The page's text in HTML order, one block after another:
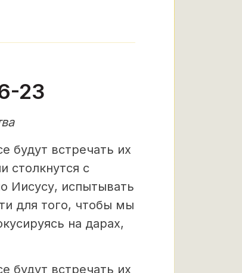
23
будут встречать их
столкнутся с
Иисусу, испытывать
для того, чтобы мы
на дарах,
будут встречать их